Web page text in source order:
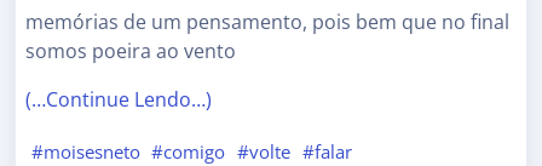
memórias de um pensamento, pois bem que no final
somos poeira ao vento
(…Continue Lendo…)
#moisesneto #comigo #volte #falar